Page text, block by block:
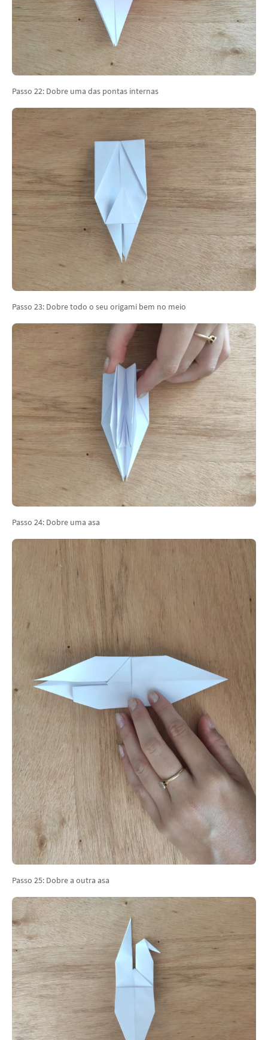
Passo 22: Dobre uma das pontas internas
Passo 23: Dobre todo o seu origami bem no meio
Passo 24: Dobre uma asa
Passo 25: Dobre a outra asa